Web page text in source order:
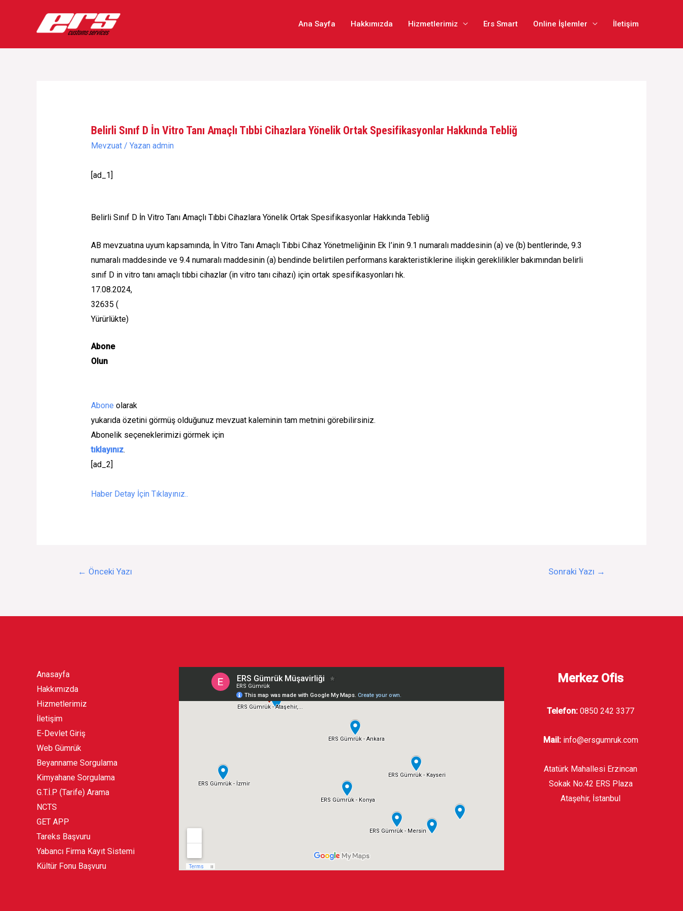
Ana Sayfa Hakkımızda Hizmetlerimiz Ers Smart Online İşlemler İletişim
Belirli Sınıf D İn Vitro Tanı Amaçlı Tıbbi Cihazlara Yönelik Ortak Spesifikasyonlar Hakkında Tebliğ
Mevzuat/ Yazan admin
[ad_1]
Belirli Sınıf D İn Vitro Tanı Amaçlı Tıbbi Cihazlara Yönelik Ortak Spesifikasyonlar Hakkında Tebliğ
AB mevzuatına uyum kapsamında, İn Vitro Tanı Amaçlı Tıbbi Cihaz Yönetmeliğinin Ek I’inin 9.1 numaralı maddesinin (a) ve (b) bentlerinde, 9.3
numaralı maddesinde ve 9.4 numaralı maddesinin (a) bendinde belirtilen performans karakteristiklerine ilişkin gereklilikler bakımından belirli
sınıf D in vitro tanı amaçlı tıbbi cihazlar (in vitro tanı cihazı) için ortak spesifikasyonları hk.
17.08.2024,
32635 (
Yürürlükte)
Abone
Olun
Abone olarak
yukarıda özetini görmüş olduğunuz mevzuat kaleminin tam metnini görebilirsiniz.
Abonelik seçeneklerimizi görmek için
tıklayınız.
[ad_2]
Haber Detay İçin Tıklayınız..
← Önceki Yazı Sonraki Yazı →
Anasayfa
Hakkımızda
Hizmetlerimiz
İletişim
E-Devlet Giriş
Web Gümrük
Beyanname Sorgulama
Kimyahane Sorgulama
G.T.İ.P (Tarife) Arama
NCTS
GET APP
Tareks Başvuru
Yabancı Firma Kayıt Sistemi
Kültür Fonu Başvuru
Merkez Ofis
Telefon: 0850 242 3377
Mail: info@ersgumruk.com
Atatürk Mahallesi Erzincan
Sokak No:42 ERS Plaza
Ataşehir, İstanbul